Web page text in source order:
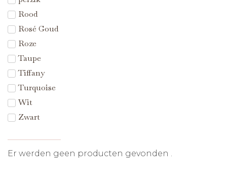
Rood
Rosé Goud
Roze
Taupe
Tiffany
Turquoise
Wit
Zwart
Er werden geen producten gevonden .